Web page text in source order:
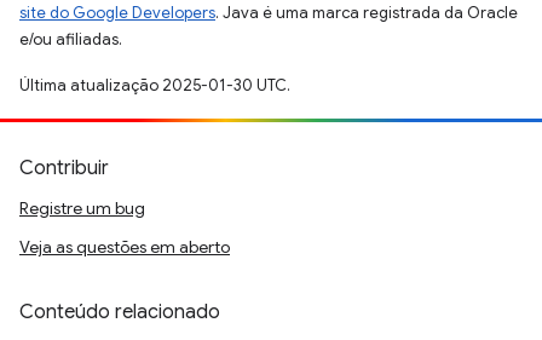
site do Google Developers. Java é uma marca registrada da Oracle
e/ou afiliadas.
Última atualização 2025-01-30 UTC.
Contribuir
Registre um bug
Veja as questões em aberto
Conteúdo relacionado